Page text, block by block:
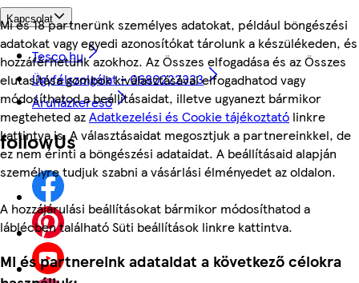
Mi és 18 partnerünk személyes adatokat, például böngészési
adatokat vagy egyedi azonosítókat tárolunk a készülékeden, és
hozzáférhetünk azokhoz. Az Összes elfogadása és az Összes
elutasítása gombok kiválasztásával elfogadhatod vagy
módosíthatod a beállításaidat, illetve ugyanezt bármikor
megteheted azAdatkezelési és Cookie tájékoztató linkre
kattintva is. A választásaidat megosztjuk a partnereinkkel, de
ez nem érinti a böngészési adataidat. A beállításaid alapján
személyre tudjuk szabni a vásárlási élményedet az oldalon.
A hozzájárulási beállításokat bármikor módosíthatod a
láblécben található Süti beállítások linkre kattintva.
Mi és partnereink adataidat a következő célokra
Kapcsolat
Tesco.hu
Ügyfélszolgálat - 0680222333
Áruházkereső
followUs